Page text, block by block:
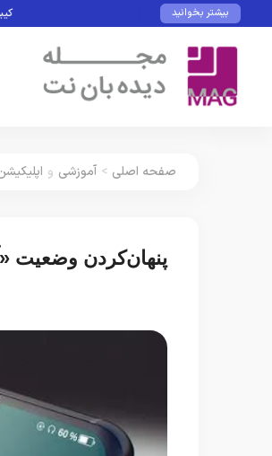
بیشتر بخوانید
صفحه اصلی > آموزشی و
پنهان‌کردن وضعیت